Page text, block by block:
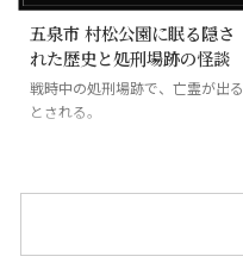
五泉市 村松公園に眠る隠さ
れた歴史と処刑場跡の怪談
戦時中の処刑場跡で、亡霊が出る
とされる。